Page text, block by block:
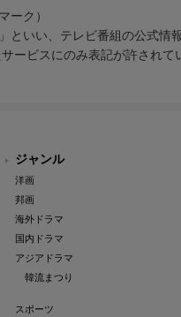
ーク）
といい、テレビ番組の公式情
ービスにのみ表記が許されて
ジャンル
洋画
邦画
海外ドラマ
国内ドラマ
アジアドラマ
韓流まつり
スポーツ